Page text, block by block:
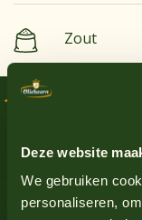
Deze website
We gebruiken
personaliseren,
Zout
Heerlijke
Aardnoten